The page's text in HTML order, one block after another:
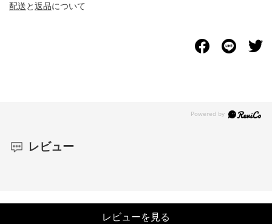
配送と返品について
レビュー
レビューを見る